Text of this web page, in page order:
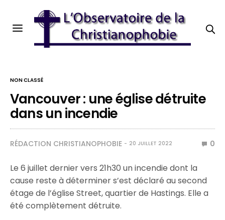
NON CLASSÉ
Vancouver : une église détruite
dans un incendie
RÉDACTION CHRISTIANOPHOBIE 20 JUILLET 2022 0
Le 6 juillet dernier vers 21h30 un incendie dont la
cause reste à déterminer s’est déclaré au second
étage de l’église Street, quartier de Hastings. Elle a
été complètement détruite.